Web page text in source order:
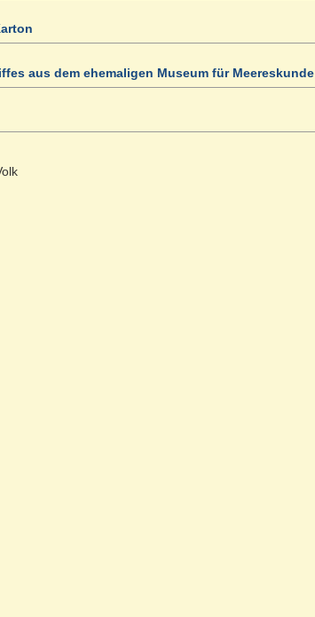
aus dem ehemaligen Museum für Meereskunde